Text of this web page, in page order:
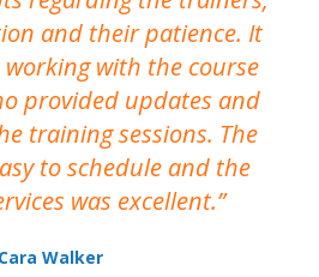
and their patience. It
working with the course
provided updates and
training sessions. The
to schedule and the
was excellent.
Cara Walker